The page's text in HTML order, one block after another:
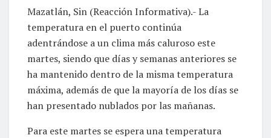
Mazatlán, Sin (Reacción Informativa).- La
temperatura en el puerto continúa
adentrándose a un clima más caluroso este
martes, siendo que días y semanas anteriores se
ha mantenido dentro de la misma temperatura
máxima, además de que la mayoría de los días se
han presentado nublados por las mañanas.
Para este martes se espera una temperatura